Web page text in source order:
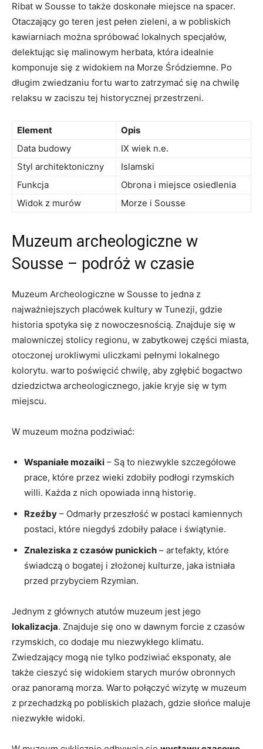
Ribat w‍ Sousse to także doskonałe miejsce na spacer.
Otaczający go teren jest pełen zieleni, a w ‌pobliskich
kawiarniach można spróbować lokalnych‍ specjałów,‌
delektując się ‌malinowym herbata, ‍która idealnie
komponuje się z widokiem‍ na Morze Śródziemne.‍ Po
długim zwiedzaniu fortu warto zatrzymać się na chwilę
relaksu w zaciszu tej historycznej przestrzeni.
Element
Opis
Data ⁣budowy
IX wiek n.e.
Styl architektoniczny
Islamski
Funkcja
Obrona i miejsce ‌osiedlenia
Widok z ​murów
Morze i Sousse
Muzeum archeologiczne w‍
Sousse – podróż w czasie
Muzeum Archeologiczne w Sousse to ‍jedna z
najważniejszych placówek kultury w Tunezji,⁤ gdzie
historia spotyka się z‍ nowoczesnością. Znajduje się w
malowniczej stolicy​ regionu, w zabytkowej części ⁤miasta,
otoczonej urokliwymi ‌uliczkami ​pełnymi lokalnego
kolorytu. warto poświęcić chwilę, aby zgłębić ‌bogactwo
dziedzictwa archeologicznego, jakie kryje się w tym
miejscu.
W muzeum można podziwiać:
Wspaniałe mozaiki ​– Są to niezwykle szczegółowe
prace, które przez wieki zdobiły podłogi⁣ rzymskich
willi.‌ Każda z nich opowiada inną historię.
Rzeźby – Odmarły przeszłość ⁢w postaci kamiennych
⁣postaci, które niegdyś zdobiły pałace i świątynie.
Znaleziska z czasów punickich – artefakty, które
świadczą ⁢o bogatej i złożonej kulturze, jaka istniała
przed przybyciem Rzymian.
Jednym z głównych atutów muzeum jest⁢ jego
lokalizacja. Znajduje się ono w dawnym ⁣forcie z czasów​
rzymskich, co dodaje mu‍ niezwykłego klimatu.
Zwiedzający ⁤mogą nie tylko podziwiać eksponaty, ale
także ⁤cieszyć się widokiem starych murów ⁢obronnych​
oraz panoramą morza. Warto połączyć wizytę ⁣w muzeum
z przechadzką ⁢po pobliskich plażach, gdzie słońce maluje
niezwykłe widoki.